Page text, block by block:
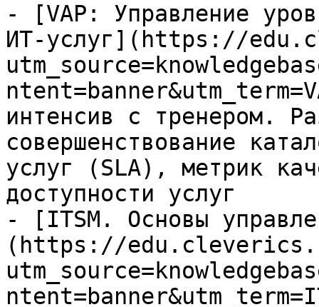
- [VAP: Управление
ИТ-услуг](https://
интенсив с тренером.
совершенствование
услуг (SLA), метрик
доступности услуг
- [ITSM. Основы
(https://